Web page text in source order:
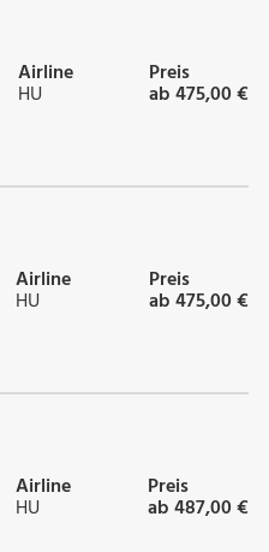
Airline
HU
Preis
ab 475,00 €
Airline
HU
Preis
ab 475,00 €
Airline
HU
Preis
ab 487,00 €